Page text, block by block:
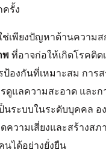
รั้ง
เพียงปัญหาด้านความส
พ ที่อาจก่อให้เกิดโรคติด
องกันที่เหมาะสม การ
ดูแลความสะอาด และก
นระบบในระดับบุคคล อ
ความเสี่ยงและสร้างส
ได้อย่างยั่งยืน